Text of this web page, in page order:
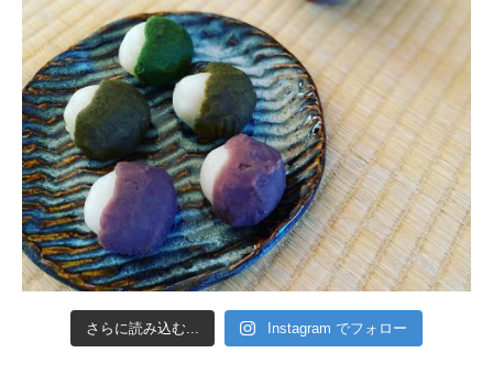
さらに読み込む... Instagram でフォロー